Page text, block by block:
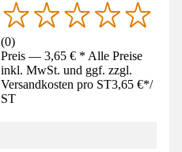
(0)
Preis — 3,65 € * Alle Preise
inkl. MwSt. und ggf. zzgl.
Versandkosten pro ST3,65 €*/
ST